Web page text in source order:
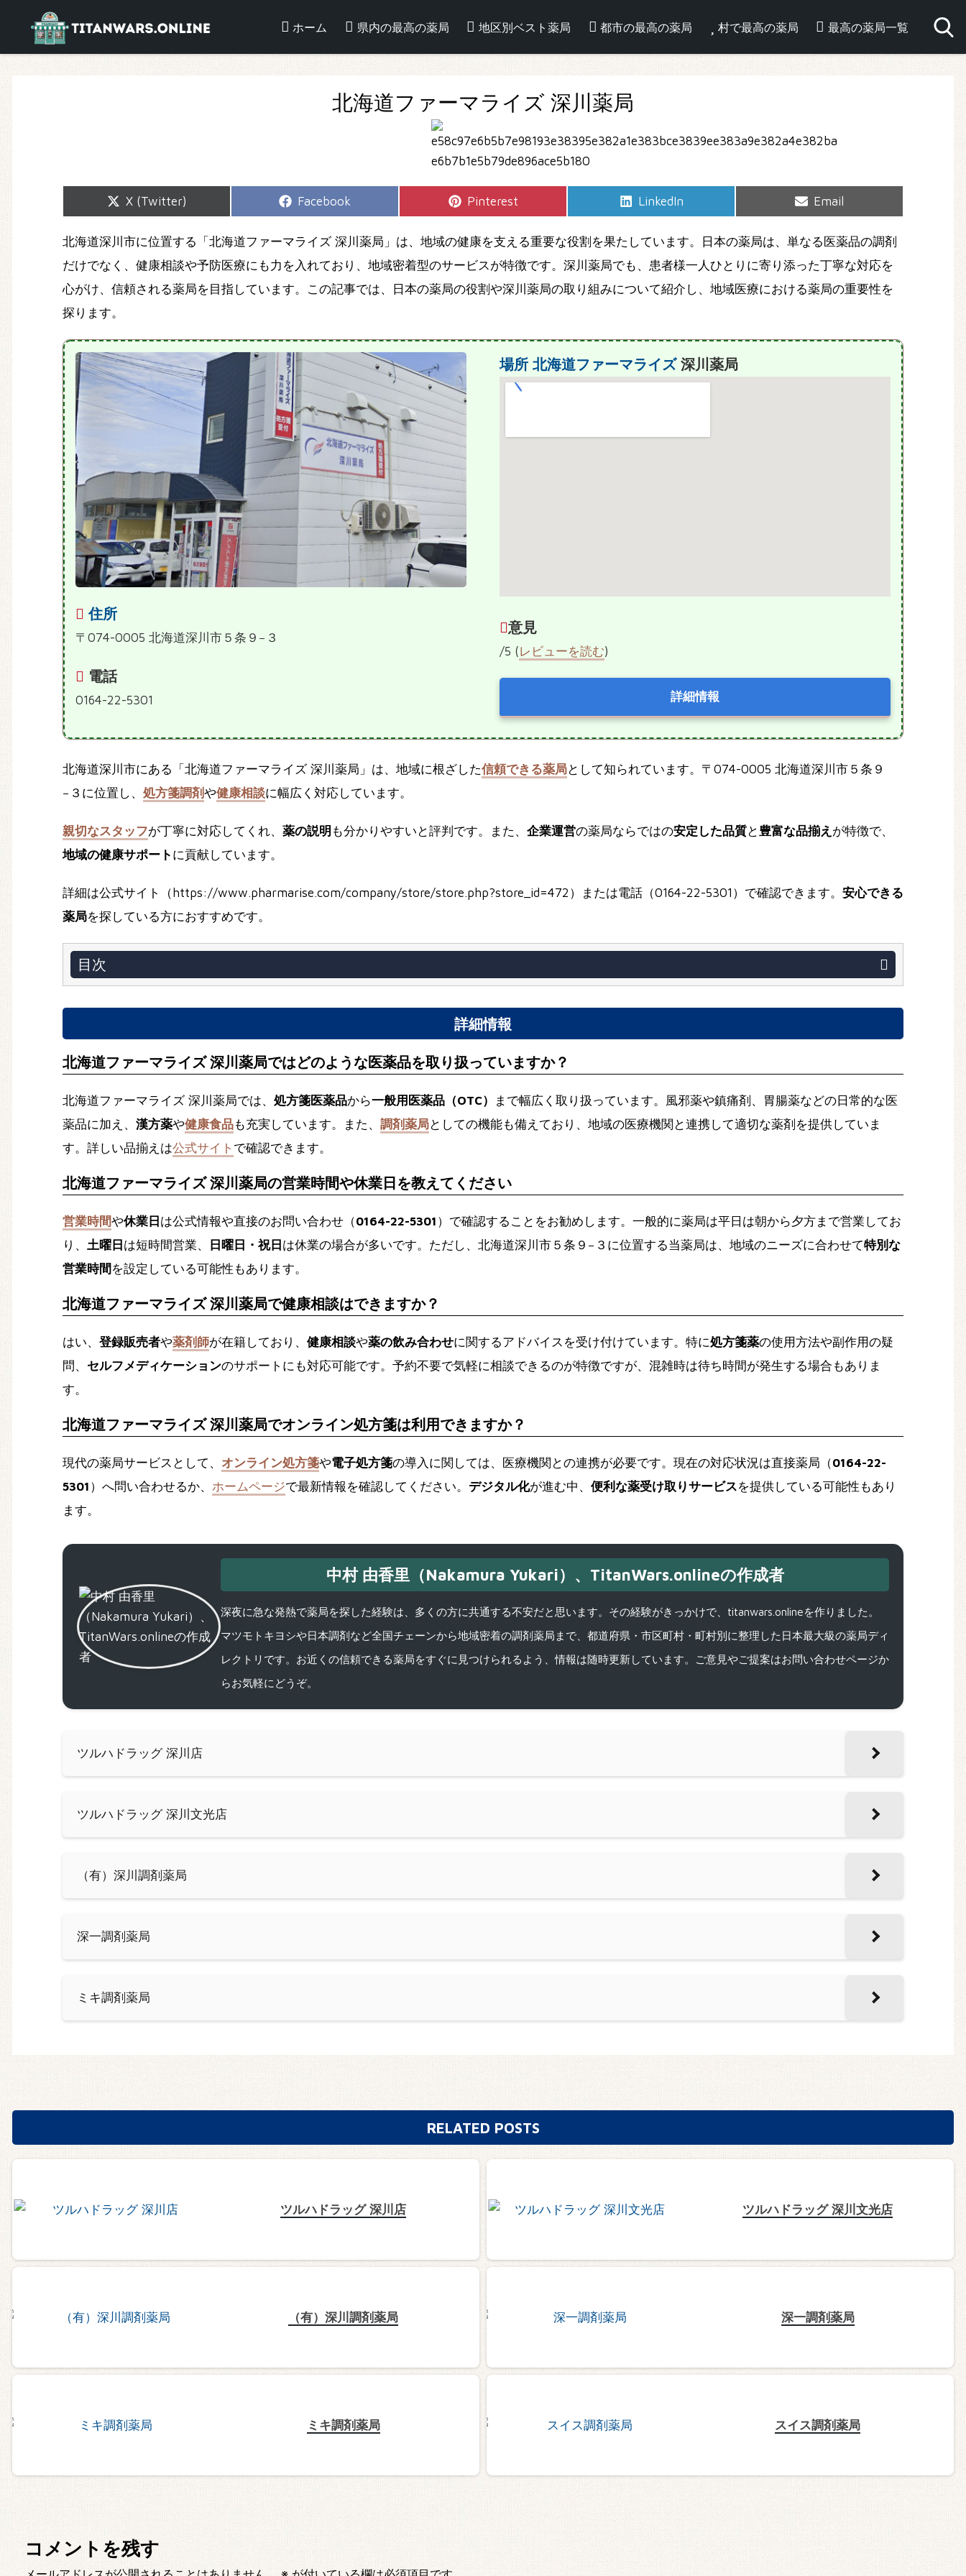
ホーム 県内の最高の薬局 地区別ベスト薬局 都市の最高の薬局 村で最高の薬局 最高の薬局一覧
北海道ファーマライズ 深川薬局
Share
X (Twitter)
Share
Facebook
Share
Pinterest
Share
LinkedIn
Share
Email
北海道深川市に位置する「北海道ファーマライズ 深川薬局」は、地域の健康を支える重要な役割を果たしています。日本の薬局は、単なる医薬品の調剤
だけでなく、健康相談や予防医療にも力を入れており、地域密着型のサービスが特徴です。深川薬局でも、患者様一人ひとりに寄り添った丁寧な対応を
心がけ、信頼される薬局を目指しています。この記事では、日本の薬局の役割や深川薬局の取り組みについて紹介し、地域医療における薬局の重要性を
探ります。
住所
〒074-0005 北海道深川市５条９−３
電話
0164-22-5301
場所 北海道ファーマライズ深川薬局
意見
/5 (レビューを読む)
詳細情報
北海道深川市にある「北海道ファーマライズ 深川薬局」は、地域に根ざした信頼できる薬局として知られています。〒074-0005 北海道深川市５条９
−３に位置し、 処方箋調剤や健康相談に幅広く対応しています。
親切なスタッフが丁寧に対応してくれ、 薬の説明 も分かりやすいと評判です。また、 企業運営の薬局ならではの安定した品質と豊富な品揃え が特徴で、
地域の健康サポート に貢献しています。
詳細は公式サイト（https://www.pharmarise.com/company/store/store.php?store_id=472）または電話（0164-22-5301）で確認できます。 安心できる
薬局を探している方におすすめです。
目次
詳細情報
北海道ファーマライズ 深川薬局ではどのような医薬品を取り扱っていますか？
北海道ファーマライズ 深川薬局では、 処方箋医薬品から一般用医薬品（OTC）
まで幅広く取り扱っています。風邪薬や鎮痛剤、胃腸薬などの日常的な医
薬品に加え、 漢方薬や健康食品も充実しています。また、 調剤薬局としての機能も備えており、地域の医療機関と連携して適切な薬剤を提供していま
す。詳しい品揃えは公式サイト で確認できます。
北海道ファーマライズ 深川薬局の営業時間や休業日を教えてください
営業時間や休業日 は公式情報や直接のお問い合わせ（0164-22-5301 ）で確認することをお勧めします。一般的に薬局は平日は朝から夕方まで営業してお
り、 土曜日 は短時間営業、 日曜日・祝日 は休業の場合が多いです。ただし、北海道深川市５条９−３に位置する当薬局は、地域のニーズに合わせて特別な
営業時間 を設定している可能性もあります。
北海道ファーマライズ 深川薬局で健康相談はできますか？
はい、 登録販売者や薬剤師が在籍しており、 健康相談や薬の飲み合わせに関するアドバイスを受け付けています。特に処方箋薬の使用方法や副作用の疑
問、 セルフメディケーションのサポートにも対応可能です。予約不要で気軽に相談できるのが特徴ですが、混雑時は待ち時間が発生する場合もありま
す。
北海道ファーマライズ 深川薬局でオンライン処方箋は利用できますか？
現代の薬局サービスとして、 オンライン処方箋や電子処方箋の導入に関しては、医療機関との連携が必要です。現在の対応状況は直接薬局（0164-22-
5301 ）へ問い合わせるか、 ホームページで最新情報を確認してください。 デジタル化が進む中、 便利な薬受け取りサービスを提供している可能性もあり
ます。
中村 由香里（Nakamura Yukari）、TitanWars.onlineの作成者
深夜に急な発熱で薬局を探した経験は、多くの方に共通する不安だと思います。その経験がきっかけで、titanwars.onlineを作りました。
マツモトキヨシや日本調剤など全国チェーンから地域密着の調剤薬局まで、都道府県・市区町村・町村別に整理した日本最大級の薬局ディ
レクトリです。お近くの信頼できる薬局をすぐに見つけられるよう、情報は随時更新しています。ご意見やご提案はお問い合わせページか
らお気軽にどうぞ。
ツルハドラッグ 深川店
ツルハドラッグ 深川文光店
（有）深川調剤薬局
深一調剤薬局
ミキ調剤薬局
RELATED POSTS
ツルハドラッグ 深川店 ツルハドラッグ 深川文光店
（有）深川調剤薬局 深一調剤薬局
ミキ調剤薬局 スイス調剤薬局
コメントを残す